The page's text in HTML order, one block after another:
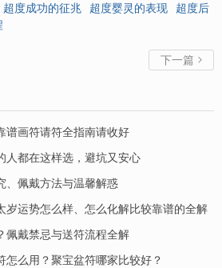
超度成功的征兆 超度婴灵的表现
超度后
下一篇 
谱画符请符全指南请收好
人都在这样选，避坑又安心
、佩戴方法与温馨解惑
岁运势怎么样、怎么化解比较靠谱的全解
佩戴禁忌与送符流程全解
怎么用？聚宝盆符哪家比较好？